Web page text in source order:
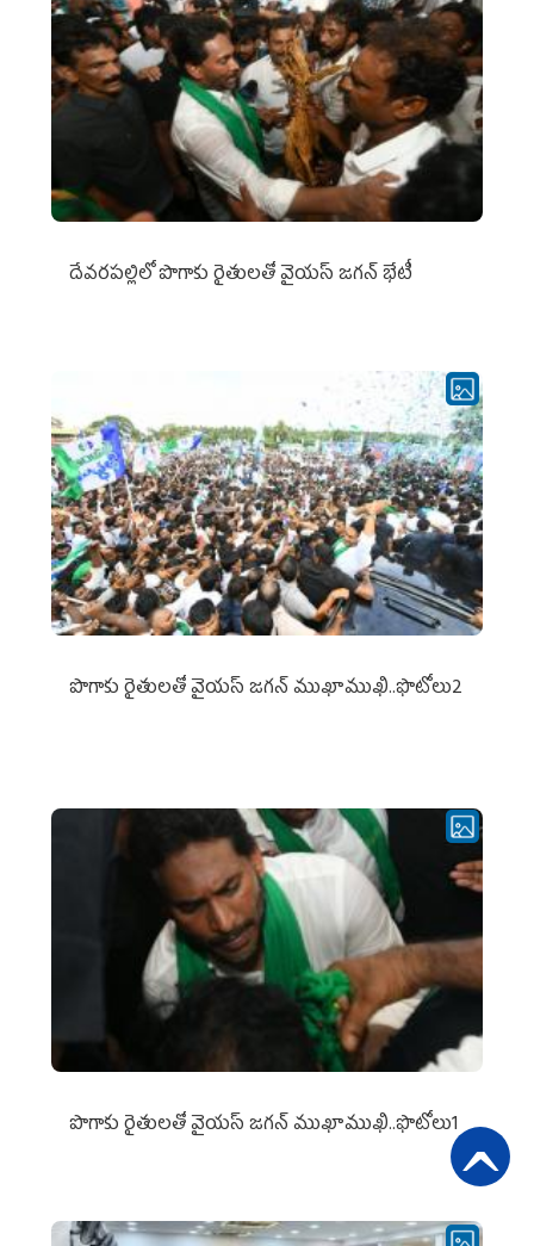
దేవరపల్లిలో పొగాకు రైతులతో వైయస్ జగన్ భేటీ
పొగాకు రైతుల‌తో వైయ‌స్ జ‌గ‌న్ ముఖాముఖి..ఫొటోలు2
పొగాకు రైతుల‌తో వైయ‌స్ జ‌గ‌న్ ముఖాముఖి..ఫొటోలు1